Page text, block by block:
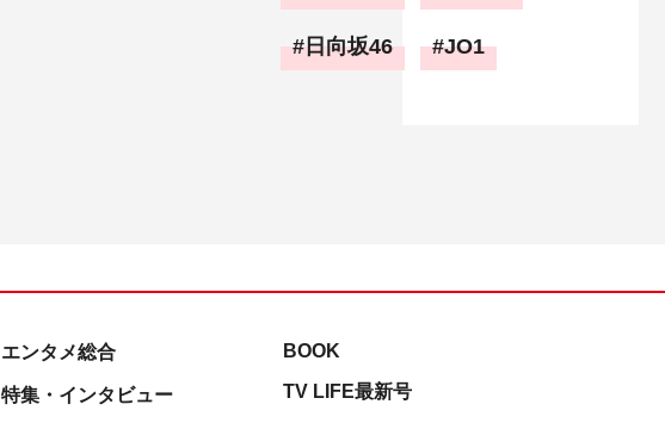
日向坂46 JO1
エンタメ総合
特集・インタビュー
BOOK
TV LIFE最新号